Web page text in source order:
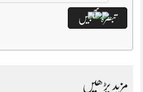
مزید پڑھیں